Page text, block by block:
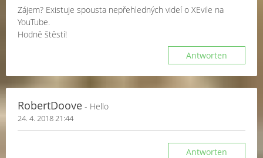
Zájem? Existuje spousta nepřehledných videí o XEvile na
YouTube.
Hodně štěstí!
Antworten
RobertDoove - Hello
24. 4. 2018 21:44
Antworten